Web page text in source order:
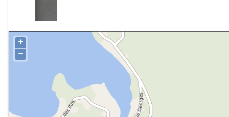
+
−